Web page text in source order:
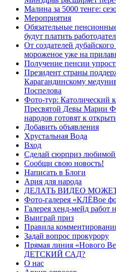
Малина за 5000 тенге:
Мероприятия
Обязательные
будут платить
От создателей
мороженое уже на
Получение пенсии
Президент страны
Карагандинскому
Поспелова
Фото-тур: Католический
Пресвятой Девы Марии
народов готовят к
Добавить объявления
Хрустальная Вода
Вход
Сделай сюрприз
Сообщи свою новость!
Написать в Блоги
Ария для народа
ДЕЛАТЬ ВИДЕО
Фото-галерея «КЛЁВое
Галерея хенд-мейд работ
Выиграй приз
Правила
Задай вопрос прокурору
Прямая линия «Нового
ДЕТСКИЙ САД?
О нас